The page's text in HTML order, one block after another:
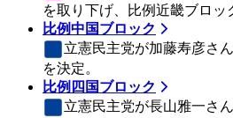
を取り下げ、比例近畿ブロッ
比例中国ブロック
立憲民主党が加藤寿彦さ
を決定。
比例四国ブロック
立憲民主党が長山雅一さ